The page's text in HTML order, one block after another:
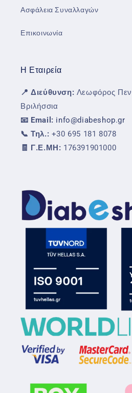
Ασφάλεια Συναλλαγών
Επικοινωνία
Η Εταιρεία
📍 Διεύθυνση: Λεωφόρος
Βριλήσσια
📧 Email: info@diabeshop.gr
📞 Τηλ.: +30 695 181 8078
🧾 Γ.Ε.ΜΗ: 176391901000